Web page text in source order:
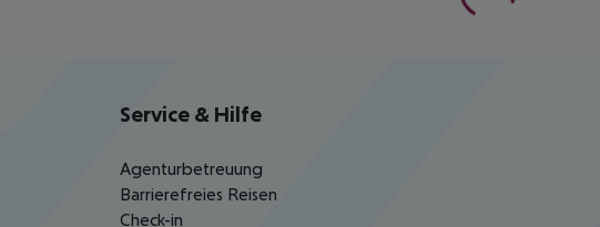
Service & Hilfe
Agenturbetreuung
Barrierefreies Reisen
Check-in